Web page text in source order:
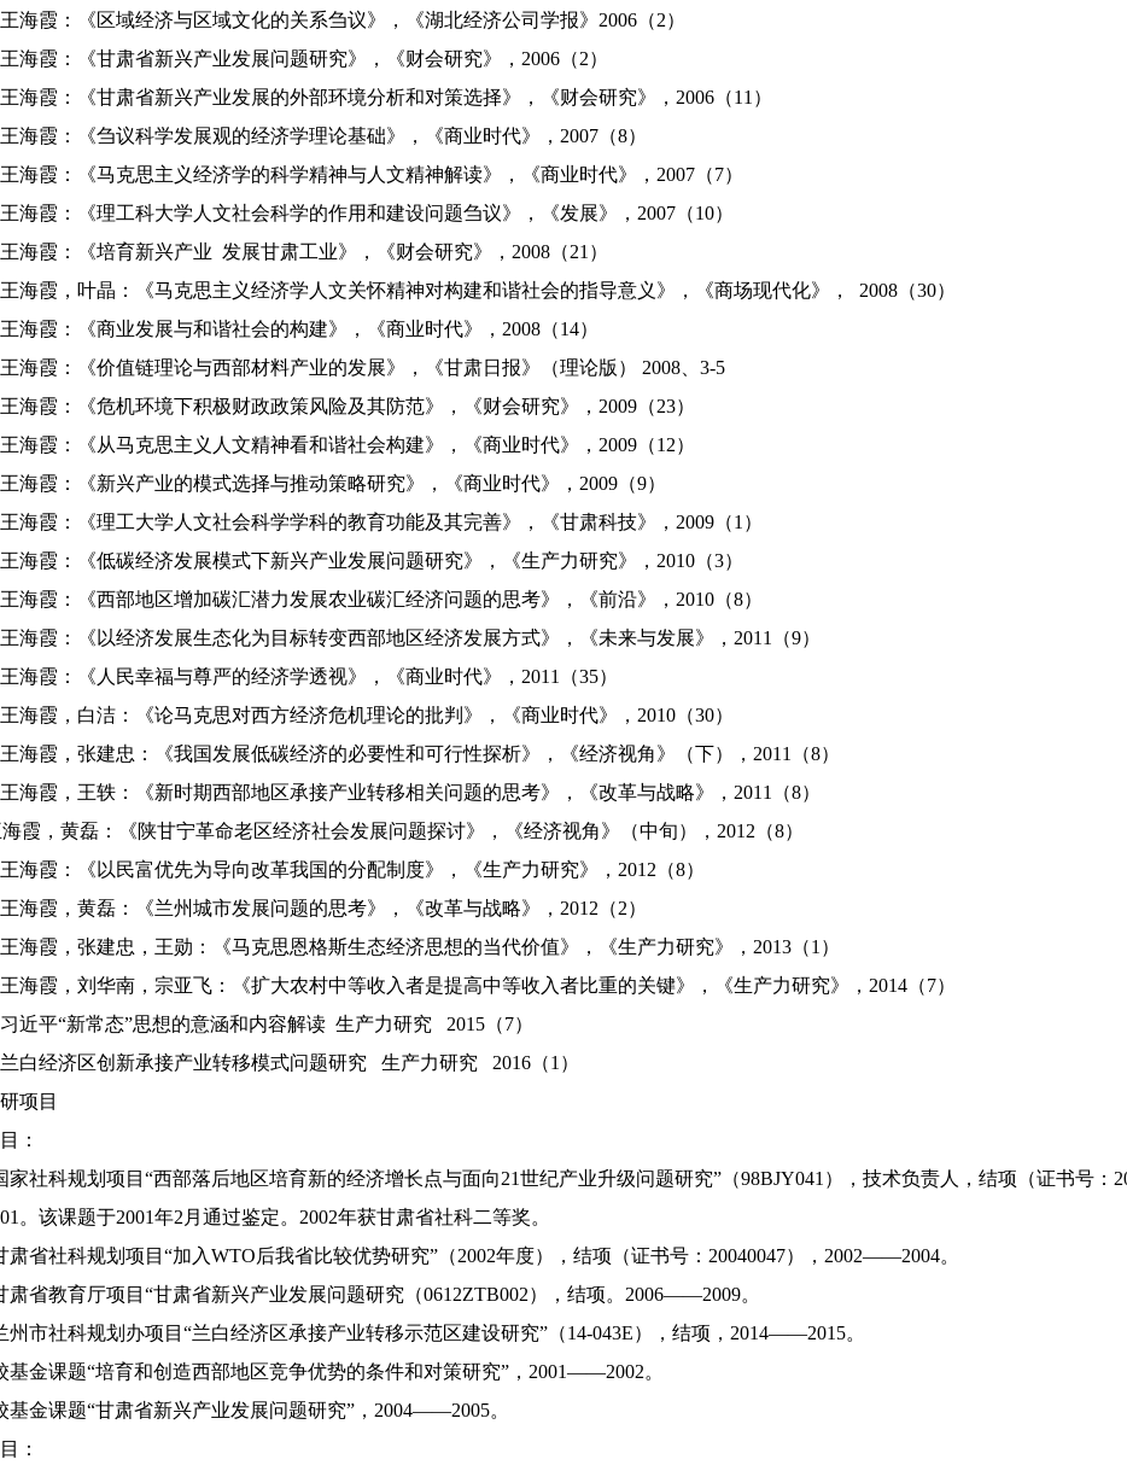
霞：《区域经济与区域文化的关系刍议》，《湖北经济公司学报》2006（2）
霞：《甘肃省新兴产业发展问题研究》，《财会研究》，2006（2）
霞：《甘肃省新兴产业发展的外部环境分析和对策选择》，《财会研究》，2006（11）
霞：《刍议科学发展观的经济学理论基础》，《商业时代》，2007（8）
霞：《马克思主义经济学的科学精神与人文精神解读》，《商业时代》，2007（7）
霞：《理工科大学人文社会科学的作用和建设问题刍议》，《发展》，2007（10）
霞：《培育新兴产业 发展甘肃工业》，《财会研究》，2008（21）
霞，叶晶：《马克思主义经济学人文关怀精神对构建和谐社会的指导意义》，《商场现代化》， 2008（30）
霞：《商业发展与和谐社会的构建》，《商业时代》，2008（14）
霞：《价值链理论与西部材料产业的发展》，《甘肃日报》（理论版） 2008、3-5
霞：《危机环境下积极财政政策风险及其防范》，《财会研究》，2009（23）
霞：《从马克思主义人文精神看和谐社会构建》，《商业时代》，2009（12）
霞：《新兴产业的模式选择与推动策略研究》，《商业时代》，2009（9）
霞：《理工大学人文社会科学学科的教育功能及其完善》，《甘肃科技》，2009（1）
霞：《低碳经济发展模式下新兴产业发展问题研究》，《生产力研究》，2010（3）
霞：《西部地区增加碳汇潜力发展农业碳汇经济问题的思考》，《前沿》，2010（8）
霞：《以经济发展生态化为目标转变西部地区经济发展方式》，《未来与发展》，2011（9）
霞：《人民幸福与尊严的经济学透视》，《商业时代》，2011（35）
霞，白洁：《论马克思对西方经济危机理论的批判》，《商业时代》，2010（30）
霞，张建忠：《我国发展低碳经济的必要性和可行性探析》，《经济视角》（下），2011（8）
霞，王轶：《新时期西部地区承接产业转移相关问题的思考》，《改革与战略》，2011（8）
，黄磊：《陕甘宁革命老区经济社会发展问题探讨》，《经济视角》（中旬），2012（8）
霞：《以民富优先为导向改革我国的分配制度》，《生产力研究》，2012（8）
霞，黄磊：《兰州城市发展问题的思考》，《改革与战略》，2012（2）
霞，张建忠，王勋：《马克思恩格斯生态经济思想的当代价值》，《生产力研究》，2013（1）
霞，刘华南，宗亚飞：《扩大农村中等收入者是提高中等收入者比重的关键》，《生产力研究》，2014（7）
平“新常态”思想的意涵和内容解读 生产力研究 2015（7）
经济区创新承接产业转移模式问题研究 生产力研究 2016（1）
项目
：
科规划项目“西部落后地区培育新的经济增长点与面向21世纪产业升级问题研究”（98BJY041），技术负责人，结项（证书号：
。该课题于2001年2月通过鉴定。2002年获甘肃省社科二等奖。
社科规划项目“加入WTO后我省比较优势研究”（2002年度），结项（证书号：20040047），2002——2004。
教育厅项目“甘肃省新兴产业发展问题研究（0612ZTB002），结项。2006——2009。
社科规划办项目“兰白经济区承接产业转移示范区建设研究”（14-043E），结项，2014——2015。
课题“培育和创造西部地区竞争优势的条件和对策研究”，2001——2002。
课题“甘肃省新兴产业发展问题研究”，2004——2005。
：